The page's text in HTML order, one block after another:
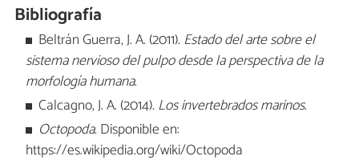
Bibliografía
Beltrán Guerra, J. A. (2011). Estado del arte sobre el
sistema nervioso del pulpo desde la perspectiva de la
morfología humana.
Calcagno, J. A. (2014). Los invertebrados marinos.
Octopoda. Disponible en:
https://es.wikipedia.org/wiki/Octopoda